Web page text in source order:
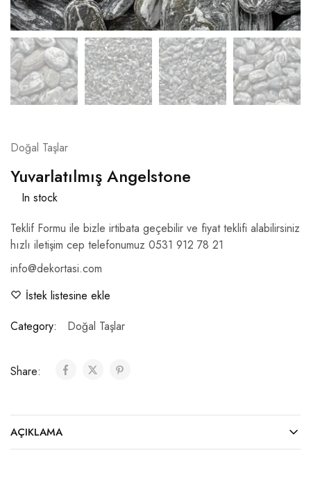
Doğal Taşlar
Yuvarlatılmış Angelstone
In stock
Teklif Formu ile bizle irtibata geçebilir ve fiyat teklifi alabilirsiniz
hızlı iletişim cep telefonumuz 0531 912 78 21
info@dekortasi.com
İstek listesine ekle
Category:
Doğal Taşlar
Share:
AÇIKLAMA